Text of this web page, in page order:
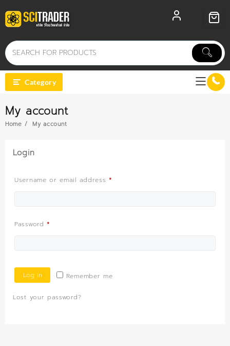
to
content
Category
My account
Home My account
Login
Username or email address*Required
Password*
Remember me
Log in
Lost your password?